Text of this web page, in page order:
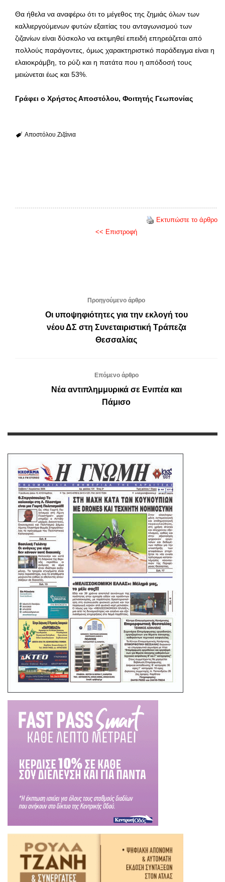
Θα ήθελα να αναφέρω ότι το μέγεθος της ζημιάς όλων των
καλλιεργούμενων φυτών εξαιτίας του ανταγωνισμού των
ζιζανίων είναι δύσκολο να εκτιμηθεί επειδή επηρεάζεται από
πολλούς παράγοντες, όμως χαρακτηριστικό παράδειγμα είναι η
ελαιοκράμβη, το ρύζι και η πατάτα που η απόδοσή τους
μειώνεται έως και 53%.
Γράφει ο Χρήστος Αποστόλου, Φοιτητής Γεωπονίας
Αποστόλου Ζιζάνια
Εκτυπώστε το άρθρο
<< Επιστροφή
Προηγούμενο άρθρο
Οι υποψηφιότητες για την εκλογή του
νέου ΔΣ στη Συνεταιριστική Τράπεζα
Θεσσαλίας
Επόμενο άρθρο
Νέα αντιπλημμυρικά σε Ενιπέα και
Πάμισο